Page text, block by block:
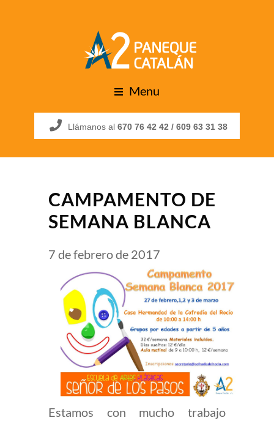
Menu
Llámanos al 670 76 42 42 / 609 63 31 38
CAMPAMENTO DE
SEMANA BLANCA
7 de febrero de 2017
Estamos con mucho trabajo